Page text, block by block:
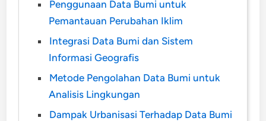
Penggunaan Data Bumi untuk
Pemantauan Perubahan Iklim
Integrasi Data Bumi dan Sistem
Informasi Geografis
Metode Pengolahan Data Bumi untuk
Analisis Lingkungan
Dampak Urbanisasi Terhadap Data Bumi